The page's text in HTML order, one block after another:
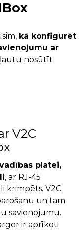
kā konfigurēt
ar
nosūtīt
V2C
platei,
, ar RJ-45
krimpēts. V2C
un tam
savienojumu.
ir aprīkoti